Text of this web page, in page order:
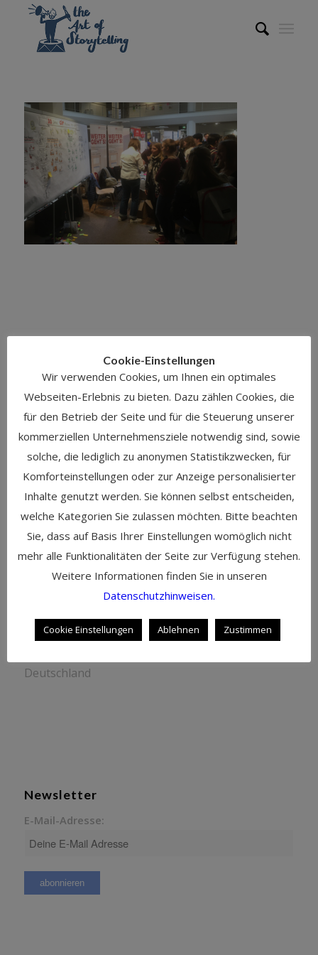
Eintrags-Feed
Kommentar-Feed
WordPress.org
Kontakt
Martin Cambeis
Tel: +49 89 35 85 37 23
Mobil: +49 172 807 42 52
Tannenstr. 10,
Deutschland
Newsletter
E-Mail-Adresse:
Cookie-Einstellungen
Wir verwenden Cookies, um Ihnen ein optimales
Webseiten-Erlebnis zu bieten. Dazu zählen Cookies, die
für den Betrieb der Seite und für die Steuerung unserer
kommerziellen Unternehmensziele notwendig sind, sowie
solche, die lediglich zu anonymen Statistikzwecken, für
Komforteinstellungen oder zur Anzeige personalisierter
Inhalte genutzt werden. Sie können selbst entscheiden,
welche Kategorien Sie zulassen möchten. Bitte beachten
Sie, dass auf Basis Ihrer Einstellungen womöglich nicht
mehr alle Funktionalitäten der Seite zur Verfügung stehen.
Weitere Informationen finden Sie in unseren
Datenschutzhinweisen.
Cookie Einstellungen Ablehnen Zustimmen